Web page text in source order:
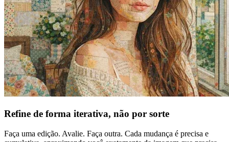
Refine de forma iterativa, não por sorte
Faça uma edição. Avalie. Faça outra. Cada mudança é precisa e